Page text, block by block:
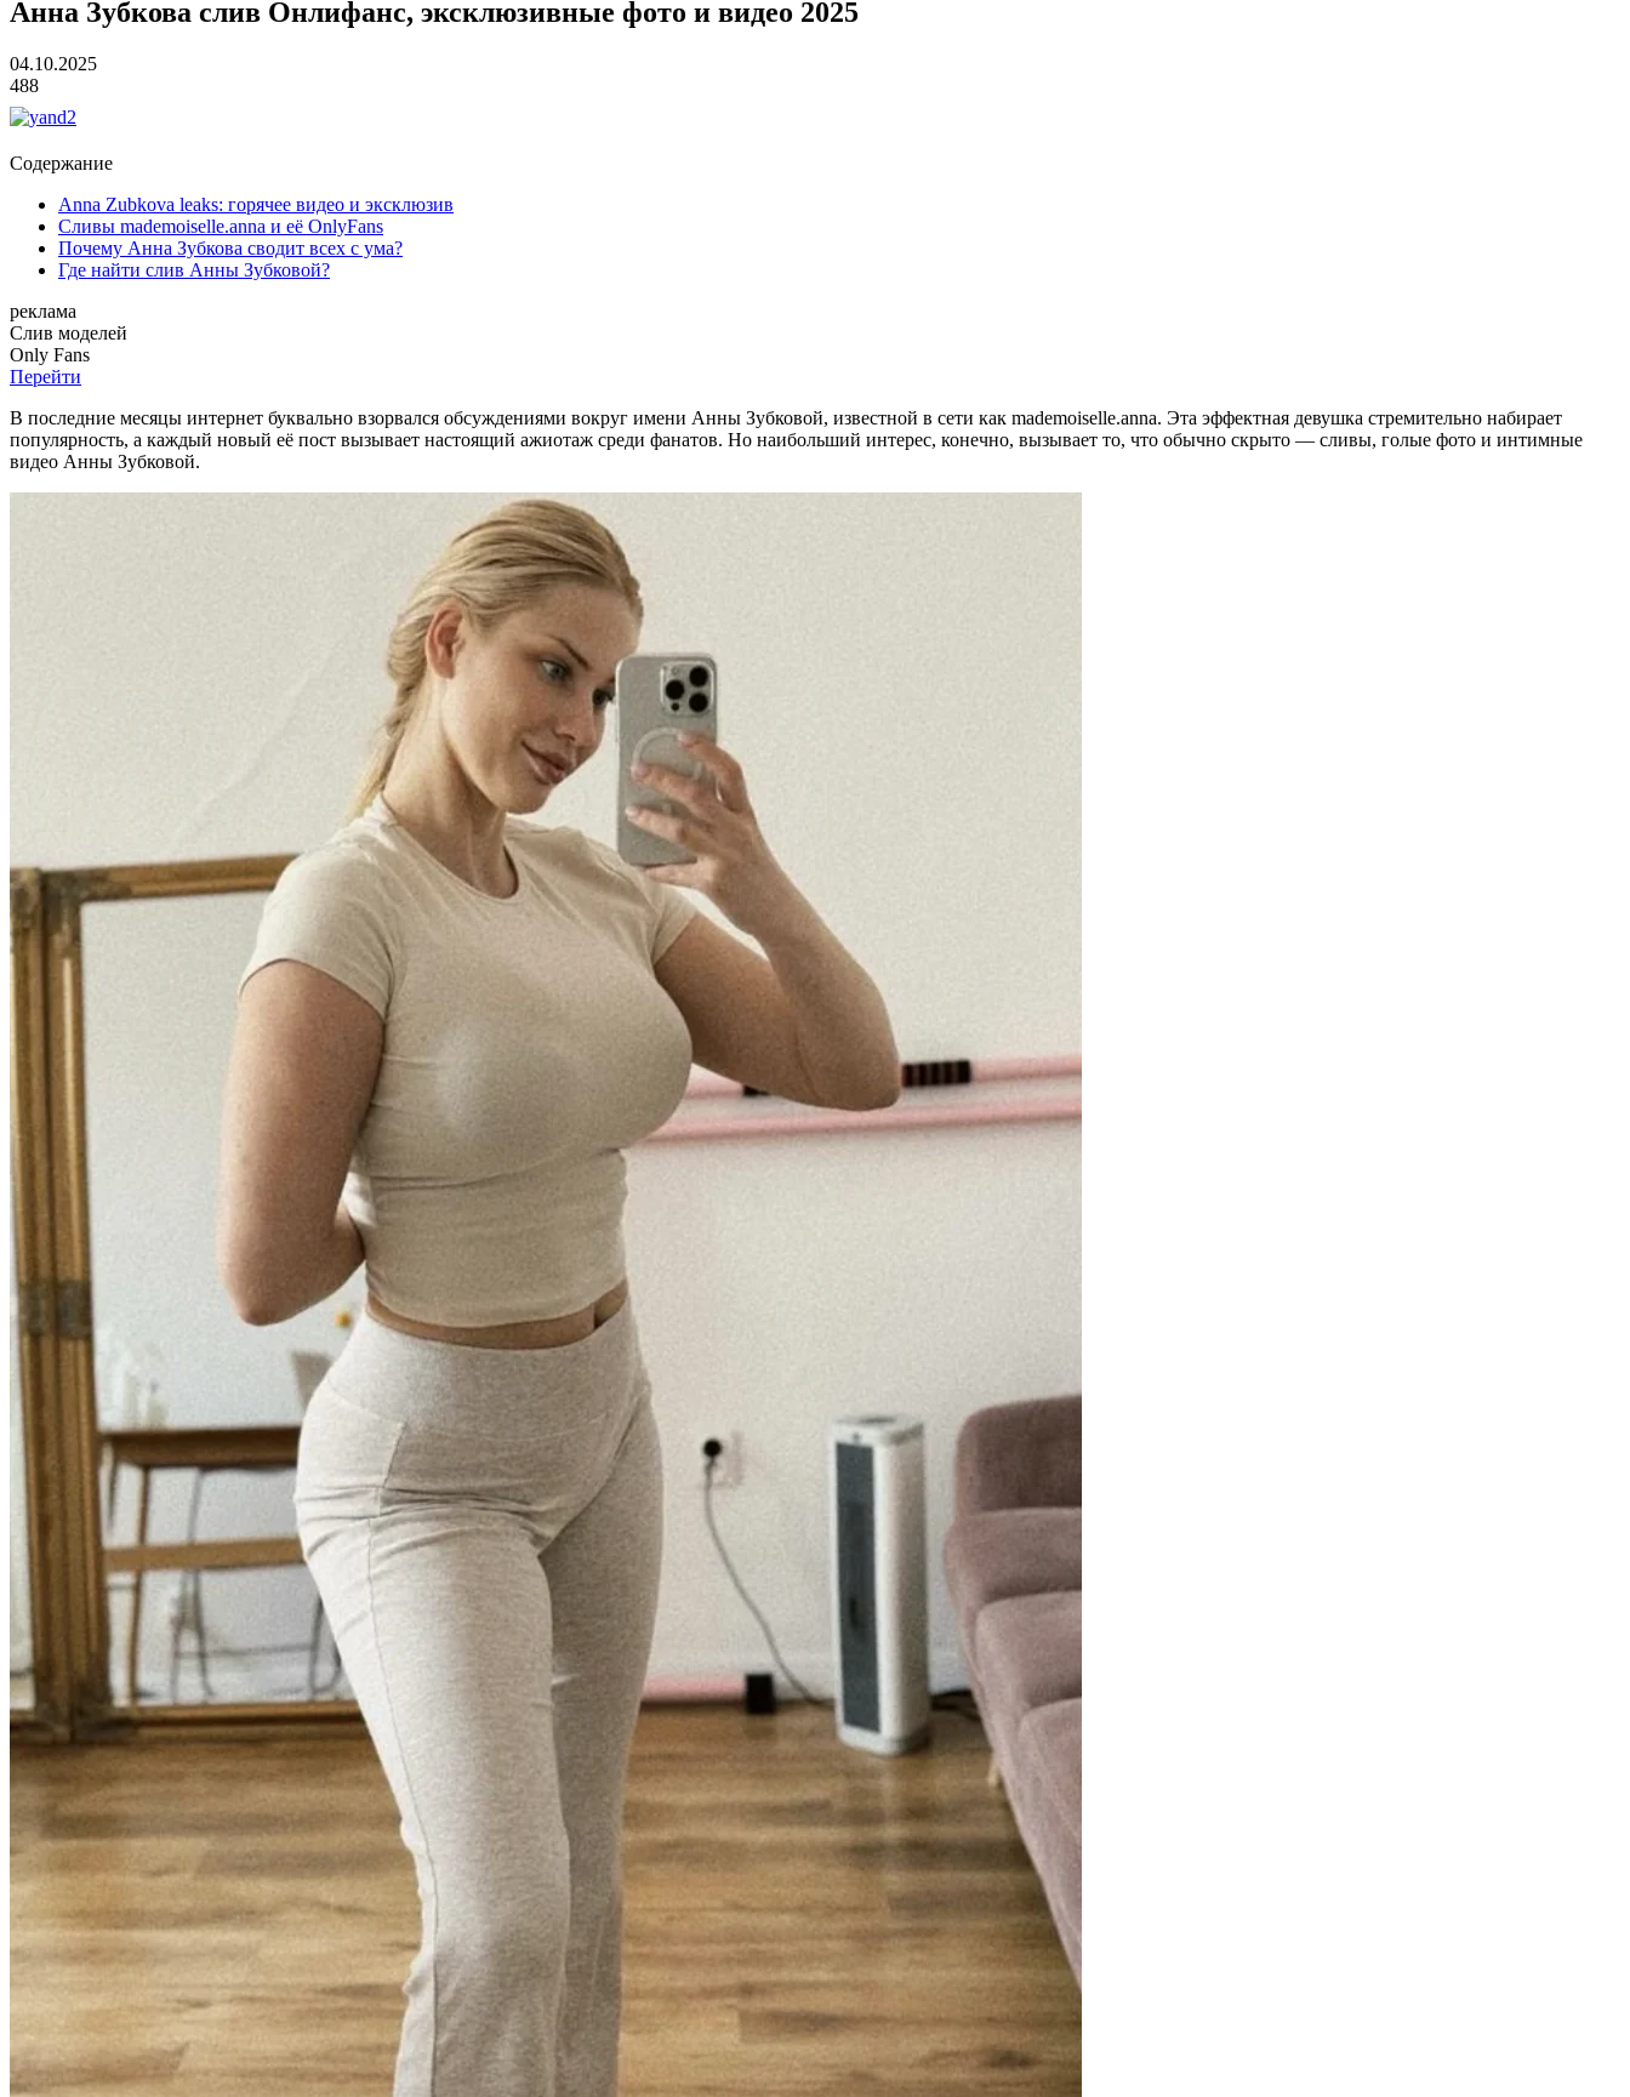
Анна Зубкова слив Онлифанс, эксклюзивные фото и видео 2025
04.10.2025
488
Содержание
Anna Zubkova leaks: горячее видео и эксклюзив
Сливы mademoiselle.anna и её OnlyFans
Почему Анна Зубкова сводит всех с ума?
Где найти слив Анны Зубковой?
реклама
Слив моделей
Only Fans
Перейти
В последние месяцы интернет буквально взорвался обсуждениями вокруг имени Анны Зубковой, известной в сети как mademoiselle.anna. Эта эффектная девушка стремительно набирает
популярность, а каждый новый её пост вызывает настоящий ажиотаж среди фанатов. Но наибольший интерес, конечно, вызывает то, что обычно скрыто — сливы, голые фото и интимные
видео Анны Зубковой.